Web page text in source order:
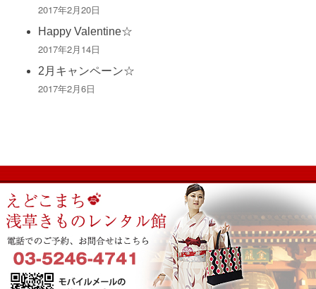
2017年2月20日
Happy Valentine☆
2017年2月14日
2月キャンペーン☆
2017年2月6日